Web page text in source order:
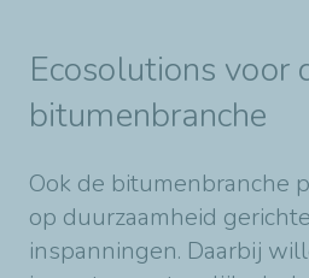
Ecosolutions voor
bitumenbranche
Ook de bitumenbranche
op duurzaamheid
inspanningen. Daarbij